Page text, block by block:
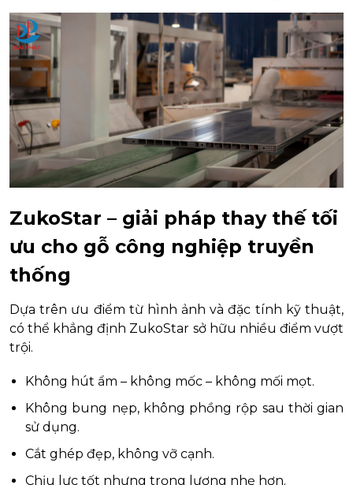
ZukoStar – giải pháp thay thế tối
ưu cho gỗ công nghiệp truyền
thống
Dựa trên ưu điểm từ hình ảnh và đặc tính kỹ thuật,
có thể khẳng định ZukoStar sở hữu nhiều điểm vượt
trội.
Không hút ẩm – không mốc – không mối mọt.
Không bung nẹp, không phồng rộp sau thời gian
sử dụng.
Cắt ghép đẹp, không vỡ cạnh.
Chịu lực tốt nhưng trọng lượng nhẹ hơn.